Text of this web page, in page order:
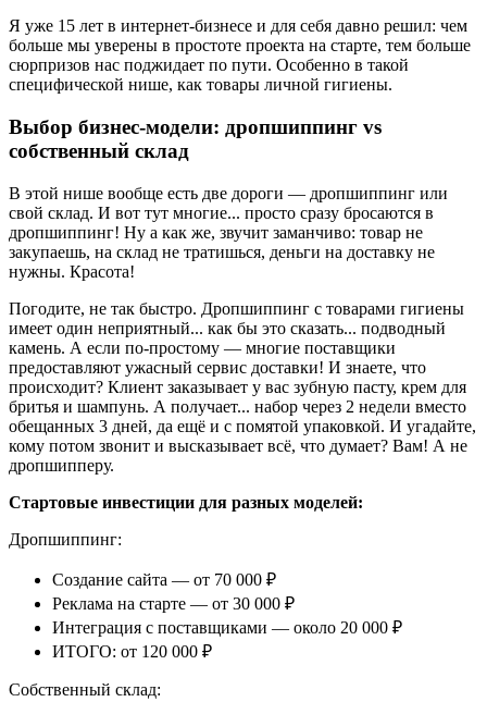
Я уже 15 лет в интернет-бизнесе и для себя давно решил: чем
больше мы уверены в простоте проекта на старте, тем больше
сюрпризов нас поджидает по пути. Особенно в такой
специфической нише, как товары личной гигиены.
Выбор бизнес-модели: дропшиппинг vs
собственный склад
В этой нише вообще есть две дороги — дропшиппинг или
свой склад. И вот тут многие... просто сразу бросаются в
дропшиппинг! Ну а как же, звучит заманчиво: товар не
закупаешь, на склад не тратишься, деньги на доставку не
нужны. Красота!
Погодите, не так быстро. Дропшиппинг с товарами гигиены
имеет один неприятный... как бы это сказать... подводный
камень. А если по-простому — многие поставщики
предоставляют ужасный сервис доставки! И знаете, что
происходит? Клиент заказывает у вас зубную пасту, крем для
бритья и шампунь. А получает... набор через 2 недели вместо
обещанных 3 дней, да ещё и с помятой упаковкой. И угадайте,
кому потом звонит и высказывает всё, что думает? Вам! А не
дропшипперу.
Стартовые инвестиции для разных моделей:
Дропшиппинг:
Создание сайта — от 70 000 ₽
Реклама на старте — от 30 000 ₽
Интеграция с поставщиками — около 20 000 ₽
ИТОГО: от 120 000 ₽
Собственный склад: